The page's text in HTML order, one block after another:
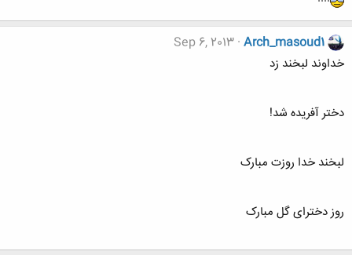
Arch_masoud1
Sep 6, 2013
خداوند لبخند زد
دختر آفریده شد!
لبخند خدا روزت مبارک
روز دخترای گل مبارک